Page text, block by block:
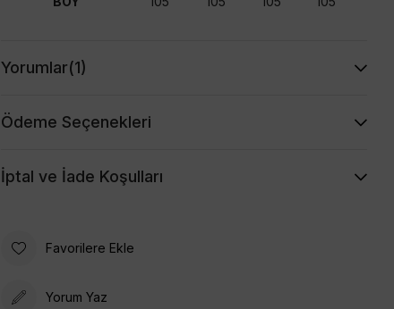
Yorumlar(1)
Ödeme Seçenekleri
İptal ve İade Koşulları
Favorilere Ekle
Yorum Yaz